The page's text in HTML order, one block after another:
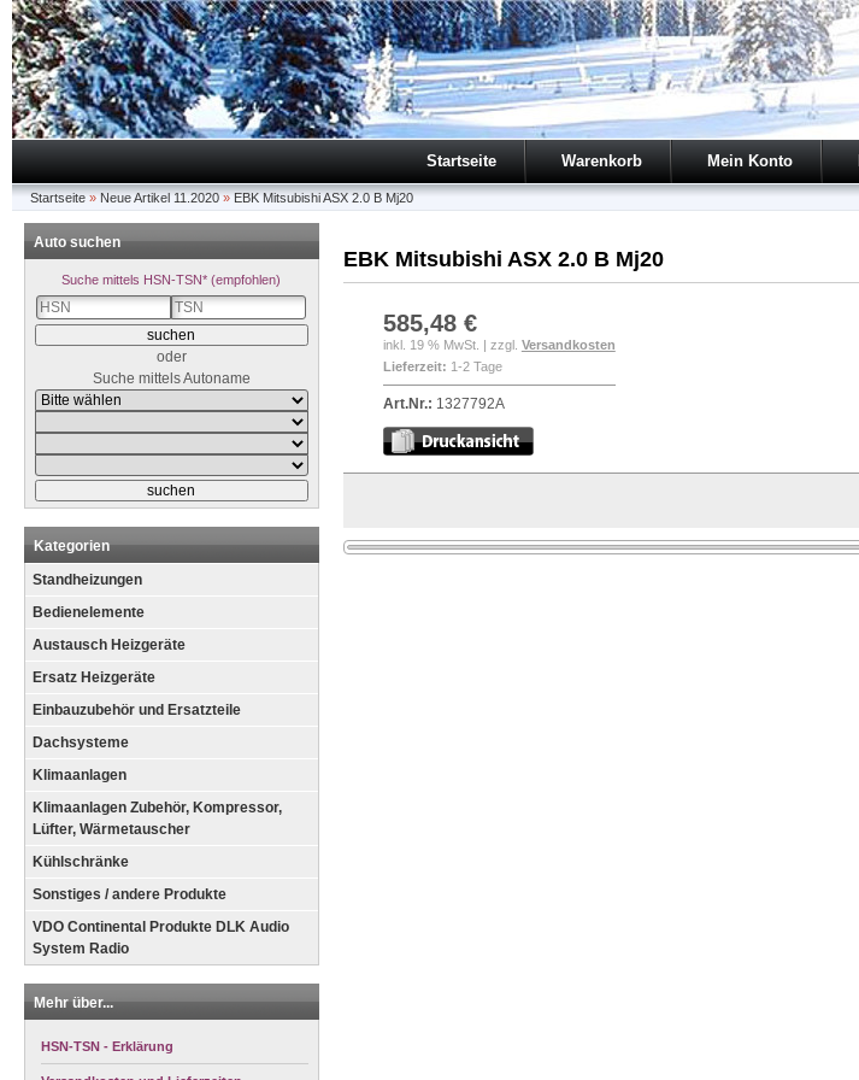
Startseite Warenkorb Mein Konto
Startseite » Neue Artikel 11.2020 » EBK Mitsubishi ASX 2.0 B Mj20
EBK Mitsubishi ASX 2.0 B Mj20
585,48 €
inkl. 19 % MwSt. | zzgl. Versandkosten
Lieferzeit: 1-2 Tage
Art.Nr.: 1327792A
Auto suchen
Suche mittels HSN-TSN* (empfohlen)
oder
Suche mittels Autoname
Kategorien
Standheizungen
Bedienelemente
Austausch Heizgeräte
Ersatz Heizgeräte
Einbauzubehör und Ersatzteile
Dachsysteme
Klimaanlagen
Klimaanlagen Zubehör, Kompressor,
Lüfter, Wärmetauscher
Kühlschränke
Sonstiges / andere Produkte
VDO Continental Produkte DLK Audio
System Radio
Mehr über...
HSN-TSN - Erklärung